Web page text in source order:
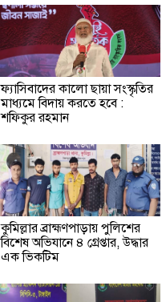
ফ্যাসিবাদের কালো ছায়া সংস্কৃতির
মাধ্যমে বিদায় করতে হবে :
শফিকুর রহমান
কুমিল্লার ব্রাহ্মণপাড়ায় পুলিশের
বিশেষ অভিযানে ৪ গ্রেপ্তার, উদ্ধার
এক ভিকটিম